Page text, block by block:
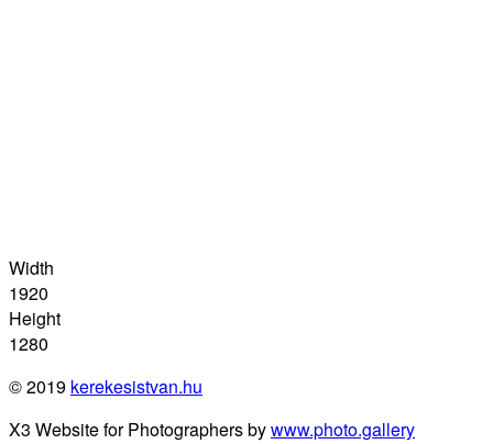
Width
1920
Height
1280
© 2019 kerekesistvan.hu
X3 Website for Photographers bywww.photo.gallery